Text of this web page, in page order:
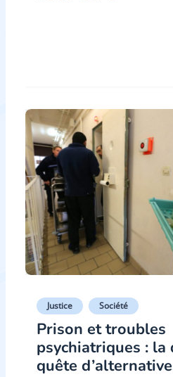
Justice Société
Prison et troubles
psychiatriques : la
quête